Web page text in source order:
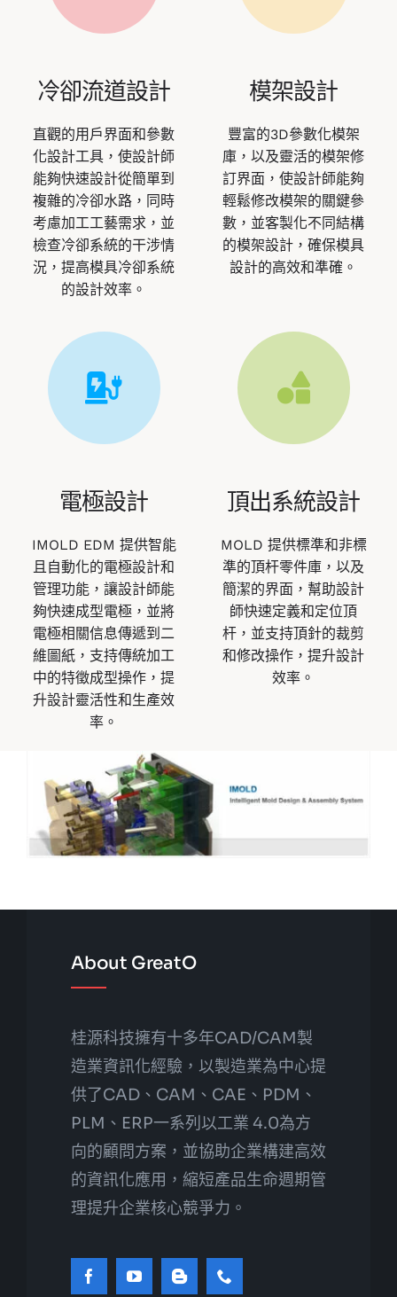
冷卻流道設計
直觀的用戶界面和參數
化設計工具，使設計師
能夠快速設計從簡單到
複雜的冷卻水路，同時
考慮加工工藝需求，並
檢查冷卻系統的干涉情
況，提高模具冷卻系統
的設計效率。
模架設計
豐富的3D參數化模架
庫，以及靈活的模架修
訂界面，使設計師能夠
輕鬆修改模架的關鍵參
數，並客製化不同結構
的模架設計，確保模具
設計的高效和準確。
電極設計
IMOLD EDM 提供智能
且自動化的電極設計和
管理功能，讓設計師能
夠快速成型電極，並將
電極相關信息傳遞到二
維圖紙，支持傳統加工
中的特徵成型操作，提
升設計靈活性和生產效
率。
頂出系統設計
MOLD 提供標準和非標
準的頂杆零件庫，以及
簡潔的界面，幫助設計
師快速定義和定位頂
杆，並支持頂針的裁剪
和修改操作，提升設計
效率。
About GreatO
桂源科技擁有十多年CAD/CAM製
造業資訊化經驗，以製造業為中心提
供了CAD、CAM、CAE、PDM、
PLM、ERP一系列以工業 4.0為方
向的顧問方案，並協助企業構建高效
的資訊化應用，縮短產品生命週期管
理提升企業核心競爭力。